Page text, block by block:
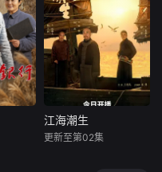
，
想
对
‘B
格直接、不善交
际，从小没有好
友。考入省一中
后，她因解题比拼
与性格阳光的学霸
江逾白相识并成为
同桌。作为社交达
人的江逾白帮林知
夏融入集体交到汤
江海潮生
江海潮生
更新至第02集